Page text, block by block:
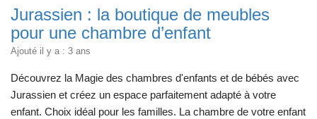
Jurassien : la boutique de meubles
pour une chambre d’enfant
Ajouté il y a : 3 ans
Découvrez la Magie des chambres d'enfants et de bébés avec
Jurassien et créez un espace parfaitement adapté à votre
enfant. Choix idéal pour les familles. La chambre de votre enfant